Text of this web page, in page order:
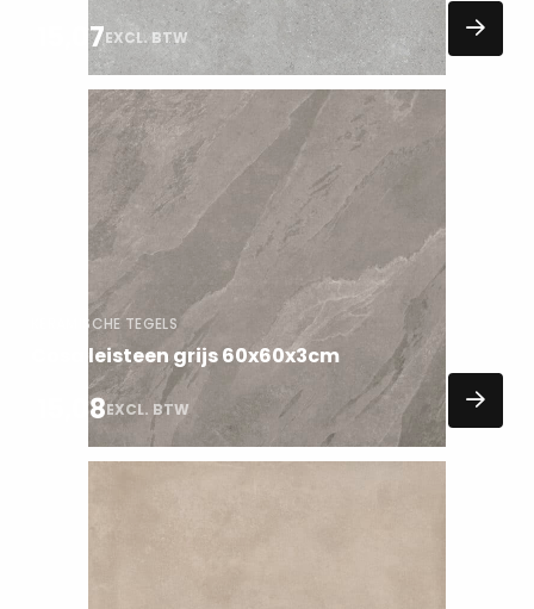
15,07EXCL. BTW
KERAMISCHE TEGELS
Cosa leisteen grijs 60x60x3cm
15,08EXCL. BTW